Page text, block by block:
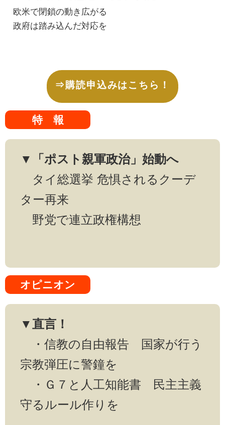
欧米で閉鎖の動き広がる
政府は踏み込んだ対応を
⇒購読申込みはこちら！
特 報
▼「ポスト親軍政治」始動へ
タイ総選挙 危惧されるクーデ
ター再来
野党で連立政権構想
オピニオン
▼直言！
・信教の自由報告 国家が行う
宗教弾圧に警鐘を
・Ｇ７と人工知能書 民主主義
守るルール作りを